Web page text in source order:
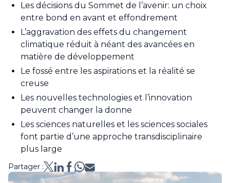
Les décisions du Sommet de l’avenir: un choix
entre bond en avant et effondrement
L’aggravation des effets du changement
climatique réduit à néant des avancées en
matière de développement
Le fossé entre les aspirations et la réalité se
creuse
Les nouvelles technologies et l’innovation
peuvent changer la donne
Les sciences naturelles et les sciences sociales
font partie d’une approche transdisciplinaire
plus large
Partager :